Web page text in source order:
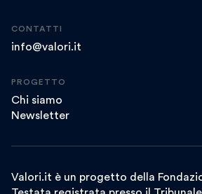
CONTATTI
info@valori.it
PROGETTO
Chi siamo
Newsletter
Valori.it è un progetto della